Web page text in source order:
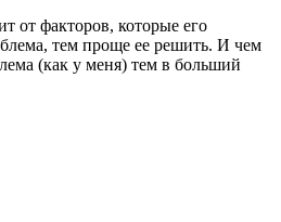
от факторов, которые его
тем проще ее решить. И чем
(как у меня) тем в больший